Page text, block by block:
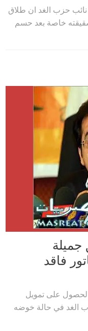
حزب الغد ان طلاق
شقيقته خاصة بعد حسم
فاقد
على تمويل
الغد في حالة خوضه